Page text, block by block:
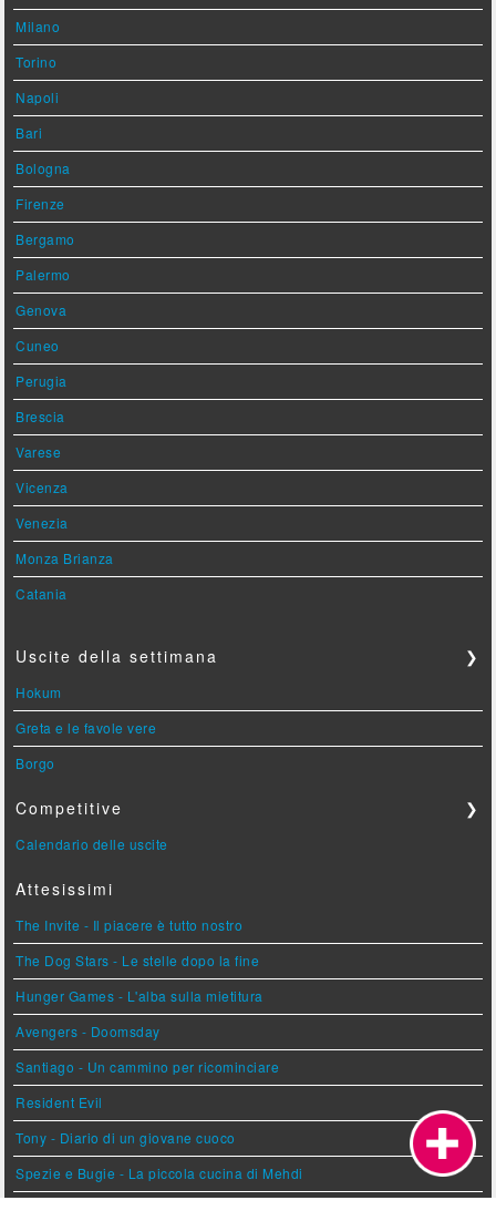
Milano
Torino
Napoli
Bari
Bologna
Firenze
Bergamo
Palermo
Genova
Cuneo
Perugia
Brescia
Varese
Vicenza
Venezia
Monza Brianza
Catania
Uscite della settimana ❯
Hokum
Greta e le favole vere
Borgo
Competitive ❯
Calendario delle uscite
Attesissimi
The Invite - Il piacere è tutto nostro
The Dog Stars - Le stelle dopo la fine
Hunger Games - L'alba sulla mietitura
Avengers - Doomsday
Santiago - Un cammino per ricominciare
Resident Evil
Tony - Diario di un giovane cuoco
Spezie e Bugie - La piccola cucina di Mehdi